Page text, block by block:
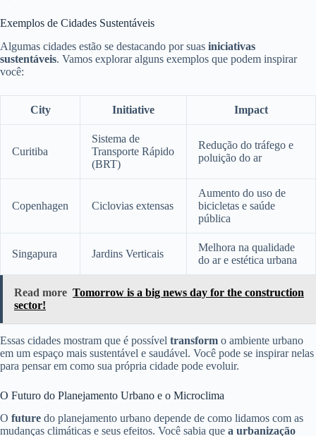
Exemplos de Cidades Sustentáveis
Algumas cidades estão se destacando por suas iniciativas
sustentáveis. Vamos explorar alguns exemplos que podem inspirar
você:
City Initiative Impact
Curitiba
Sistema de
Transporte Rápido
(BRT)
Redução do tráfego e
poluição do ar
Copenhagen Ciclovias extensas
Aumento do uso de
bicicletas e saúde
pública
Singapura Jardins Verticais
Melhora na qualidade
do ar e estética urbana
Read more Tomorrow is a big news day for the construction
sector!
Essas cidades mostram que é possível transform o ambiente urbano
em um espaço mais sustentável e saudável. Você pode se inspirar nelas
para pensar em como sua própria cidade pode evoluir.
O Futuro do Planejamento Urbano e o Microclima
O future do planejamento urbano depende de como lidamos com as
mudanças climáticas e seus efeitos. Você sabia que a urbanização